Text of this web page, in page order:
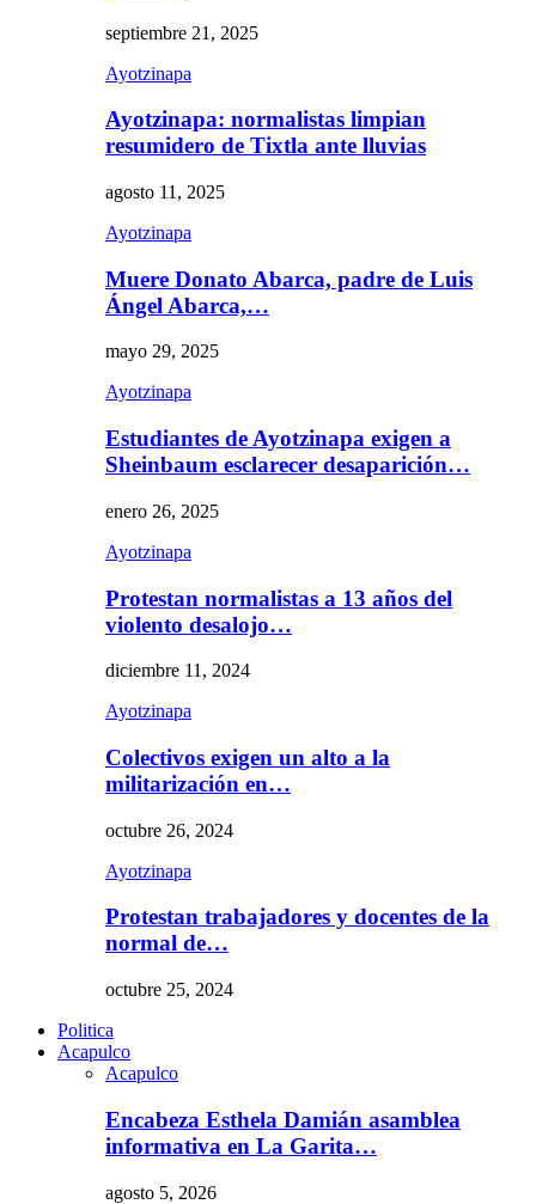
septiembre 21, 2025
Ayotzinapa
Ayotzinapa: normalistas limpian
resumidero de Tixtla ante lluvias
agosto 11, 2025
Ayotzinapa
Muere Donato Abarca, padre de Luis
Ángel Abarca,…
mayo 29, 2025
Ayotzinapa
Estudiantes de Ayotzinapa exigen a
Sheinbaum esclarecer desaparición…
enero 26, 2025
Ayotzinapa
Protestan normalistas a 13 años del
violento desalojo…
diciembre 11, 2024
Ayotzinapa
Colectivos exigen un alto a la
militarización en…
octubre 26, 2024
Ayotzinapa
Protestan trabajadores y docentes de la
normal de…
octubre 25, 2024
Politica
Acapulco
Acapulco
Encabeza Esthela Damián asamblea
informativa en La Garita…
agosto 5, 2026